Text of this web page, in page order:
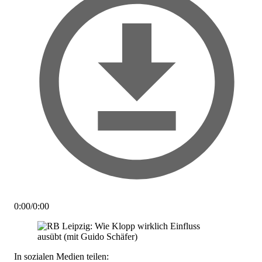
0:00/0:00
In sozialen Medien teilen: